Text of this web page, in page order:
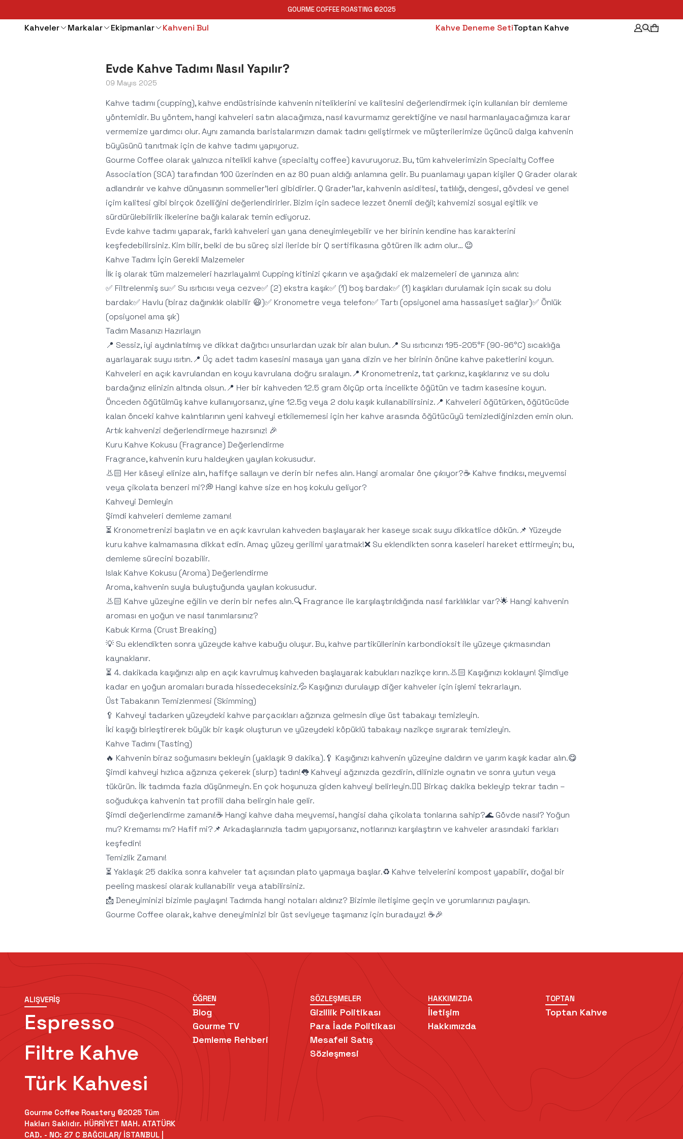
GOURME COFFEE ROASTING ©2025
Kahveler Markalar Ekipmanlar Kahveni Bul Kahve Deneme SetiToptan Kahve
Evde Kahve Tadımı Nasıl Yapılır?
09 Mayıs 2025
Kahve tadımı (cupping), kahve endüstrisinde kahvenin niteliklerini ve kalitesini değerlendirmek için kullanılan bir demleme
yöntemidir. Bu yöntem, hangi kahveleri satın alacağımıza, nasıl kavurmamız gerektiğine ve nasıl harmanlayacağımıza karar
vermemize yardımcı olur. Aynı zamanda baristalarımızın damak tadını geliştirmek ve müşterilerimize üçüncü dalga kahvenin
büyüsünü tanıtmak için de kahve tadımı yapıyoruz.
Gourme Coffee olarak yalnızca nitelikli kahve (specialty coffee) kavuruyoruz. Bu, tüm kahvelerimizin Specialty Coffee
Association (SCA) tarafından 100 üzerinden en az 80 puan aldığı anlamına gelir. Bu puanlamayı yapan kişiler Q Grader olarak
adlandırılır ve kahve dünyasının sommelier’leri gibidirler. Q Grader’lar, kahvenin asiditesi, tatlılığı, dengesi, gövdesi ve genel
içim kalitesi gibi birçok özelliğini değerlendirirler. Bizim için sadece lezzet önemli değil; kahvemizi sosyal eşitlik ve
sürdürülebilirlik ilkelerine bağlı kalarak temin ediyoruz.
Evde kahve tadımı yaparak, farklı kahveleri yan yana deneyimleyebilir ve her birinin kendine has karakterini
keşfedebilirsiniz. Kim bilir, belki de bu süreç sizi ileride bir Q sertifikasına götüren ilk adım olur… 😉
Kahve Tadımı İçin Gerekli Malzemeler
İlk iş olarak tüm malzemeleri hazırlayalım! Cupping kitinizi çıkarın ve aşağıdaki ek malzemeleri de yanınıza alın:
✅ Filtrelenmiş su✅ Su ısıtıcısı veya cezve✅ (2) ekstra kaşık✅ (1) boş bardak✅ (1) kaşıkları durulamak için sıcak su dolu
bardak✅ Havlu (biraz dağınıklık olabilir 😃)✅ Kronometre veya telefon✅ Tartı (opsiyonel ama hassasiyet sağlar)✅ Önlük
(opsiyonel ama şık)
Tadım Masanızı Hazırlayın
📍 Sessiz, iyi aydınlatılmış ve dikkat dağıtıcı unsurlardan uzak bir alan bulun.📍 Su ısıtıcınızı 195-205°F (90-96°C) sıcaklığa
ayarlayarak suyu ısıtın.📍 Üç adet tadım kasesini masaya yan yana dizin ve her birinin önüne kahve paketlerini koyun.
Kahveleri en açık kavrulandan en koyu kavrulana doğru sıralayın.📍 Kronometreniz, tat çarkınız, kaşıklarınız ve su dolu
bardağınız elinizin altında olsun.📍 Her bir kahveden 12.5 gram ölçüp orta incelikte öğütün ve tadım kasesine koyun.
Önceden öğütülmüş kahve kullanıyorsanız, yine 12.5g veya 2 dolu kaşık kullanabilirsiniz.📍 Kahveleri öğütürken, öğütücüde
kalan önceki kahve kalıntılarının yeni kahveyi etkilememesi için her kahve arasında öğütücüyü temizlediğinizden emin olun.
Artık kahvenizi değerlendirmeye hazırsınız! 🎉
Kuru Kahve Kokusu (Fragrance) Değerlendirme
Fragrance, kahvenin kuru haldeyken yayılan kokusudur.
👃🏻 Her kâseyi elinize alın, hafifçe sallayın ve derin bir nefes alın. Hangi aromalar öne çıkıyor?☕ Kahve fındıksı, meyvemsi
veya çikolata benzeri mi?💭 Hangi kahve size en hoş kokulu geliyor?
Kahveyi Demleyin
Şimdi kahveleri demleme zamanı!
⏳ Kronometrenizi başlatın ve en açık kavrulan kahveden başlayarak her kaseye sıcak suyu dikkatlice dökün.📌 Yüzeyde
kuru kahve kalmamasına dikkat edin. Amaç yüzey gerilimi yaratmak!❌ Su eklendikten sonra kaseleri hareket ettirmeyin; bu,
demleme sürecini bozabilir.
Islak Kahve Kokusu (Aroma) Değerlendirme
Aroma, kahvenin suyla buluştuğunda yayılan kokusudur.
👃🏻 Kahve yüzeyine eğilin ve derin bir nefes alın.🔍 Fragrance ile karşılaştırıldığında nasıl farklılıklar var?🌟 Hangi kahvenin
aroması en yoğun ve nasıl tanımlarsınız?
Kabuk Kırma (Crust Breaking)
💡 Su eklendikten sonra yüzeyde kahve kabuğu oluşur. Bu, kahve partiküllerinin karbondioksit ile yüzeye çıkmasından
kaynaklanır.
⏳ 4. dakikada kaşığınızı alıp en açık kavrulmuş kahveden başlayarak kabukları nazikçe kırın.👃🏻 Kaşığınızı koklayın! Şimdiye
kadar en yoğun aromaları burada hissedeceksiniz.💦 Kaşığınızı durulayıp diğer kahveler için işlemi tekrarlayın.
Üst Tabakanın Temizlenmesi (Skimming)
🥄 Kahveyi tadarken yüzeydeki kahve parçacıkları ağzınıza gelmesin diye üst tabakayı temizleyin.
İki kaşığı birleştirerek büyük bir kaşık oluşturun ve yüzeydeki köpüklü tabakayı nazikçe sıyırarak temizleyin.
Kahve Tadımı (Tasting)
🔥 Kahvenin biraz soğumasını bekleyin (yaklaşık 9 dakika).🥄 Kaşığınızı kahvenin yüzeyine daldırın ve yarım kaşık kadar alın.😋
Şimdi kahveyi hızlıca ağzınıza çekerek (slurp) tadın!👅 Kahveyi ağzınızda gezdirin, dilinizle oynatın ve sonra yutun veya
tükürün. İlk tadımda fazla düşünmeyin. En çok hoşunuza giden kahveyi belirleyin.🕵️‍♂️ Birkaç dakika bekleyip tekrar tadın –
soğudukça kahvenin tat profili daha belirgin hale gelir.
Şimdi değerlendirme zamanı!☕ Hangi kahve daha meyvemsi, hangisi daha çikolata tonlarına sahip?🌊 Gövde nasıl? Yoğun
mu? Kremamsı mı? Hafif mi?📌 Arkadaşlarınızla tadım yapıyorsanız, notlarınızı karşılaştırın ve kahveler arasındaki farkları
keşfedin!
Temizlik Zamanı!
⏳ Yaklaşık 25 dakika sonra kahveler tat açısından plato yapmaya başlar.♻️ Kahve telvelerini kompost yapabilir, doğal bir
peeling maskesi olarak kullanabilir veya atabilirsiniz.
📩 Deneyiminizi bizimle paylaşın! Tadımda hangi notaları aldınız? Bizimle iletişime geçin ve yorumlarınızı paylaşın.
Gourme Coffee olarak, kahve deneyiminizi bir üst seviyeye taşımanız için buradayız! ☕🎉
ALIŞVERİŞ
Espresso
Filtre Kahve
Türk Kahvesi
Gourme Coffee Roastery ©2025 Tüm
Hakları Saklıdır. HÜRRİYET MAH. ATATÜRK
CAD. - NO: 27 C BAĞCILAR/ İSTANBUL
ÖĞREN
Blog
Gourme TV
Demleme Rehberi
SÖZLEŞMELER
Gizlilik Politikası
Para İade Politikası
Mesafeli Satış
Sözleşmesi
HAKKIMIZDA
İletişim
Hakkımızda
TOPTAN
Toptan Kahve